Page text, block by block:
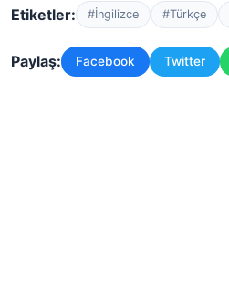
Etiketler: #İngilizce #Türkçe
Paylaş: Facebook Twitter